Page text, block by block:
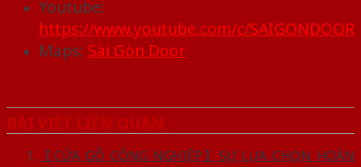
Youtube:
https://www.youtube.com/c/SAIGONDOOR
Maps: Sài Gòn Door
BÀI VIẾT LIÊN QUAN
【CỬA GỖ CÔNG NGHIỆP】SỰ LỰA CHỌN HOÀN